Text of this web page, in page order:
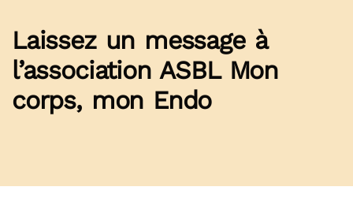
Laissez un message à
l’association ASBL Mon
corps, mon Endo